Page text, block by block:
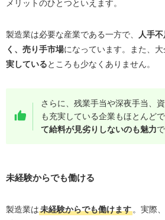
メリットのひとつといえます。
製造業は必要な産業である一方で、
人手
く、売り手市場になっています。また、大
実しているところも少なくありません。
さらに、残業手当や深夜手当、
も充実している企業もほとんど
て給料が見劣りしないのも魅力
未経験からでも働ける
製造業は未経験からでも働けます。実際